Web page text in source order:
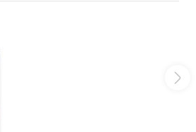
a narrative face the problem of
the Great Oxidation Event' Tom
HIGHLIGHT FOR: BBC NEWS *
* FINANCIAL TIMES * NEW
* NEW STATESMAN * THE TIMES *
* BLACKWELL'S